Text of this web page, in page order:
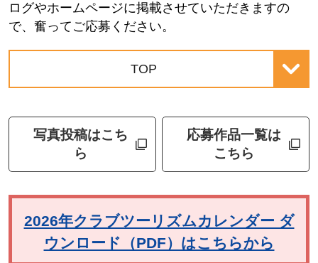
ログやホームページに掲載させていただきますの
で、奮ってご応募ください。
TOP
写真投稿はこち
ら
応募作品一覧は
こちら
2026年クラブツーリズムカレンダー ダ
ウンロード（PDF）はこちらから